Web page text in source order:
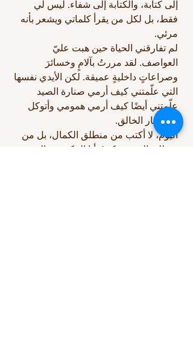
إلى كتابة، والكتابة إلى شفاء. ليس لي
فقط، بل لكل من يقرأ كلماتي ويشعر بأنه
مرئي.
لم تفارقني الحياة حين هبت عليّ
العواصف. لقد مررتُ بآلامٍ وخسائرَ
وصراعاتٍ داخليةٍ عميقة. لكن الأيدي نفسها
التي علّمتني كيف أرمي صنارة الصيد
علّمتني أيضًا كيف أرمي همومي وأتوكل
على تيار الخالق.
اليوم، لا أكتب من منطلق الكمال، بل من
منطلق التجربة. كنتُ أنا المكسور، الخفي،